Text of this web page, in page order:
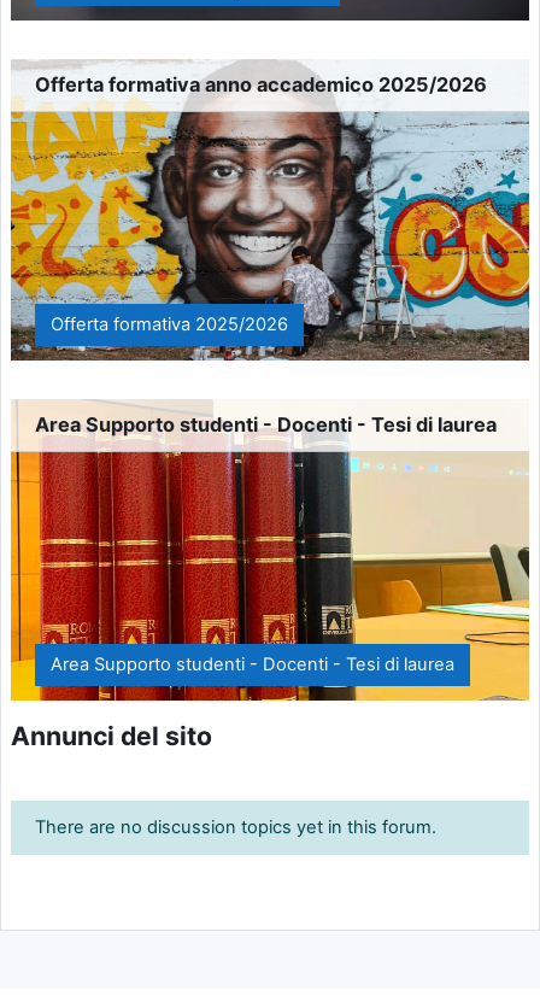
Offerta formativa anno accademico 2025/2026
Offerta formativa 2025/2026
Area Supporto studenti - Docenti - Tesi di laurea
Area Supporto studenti - Docenti - Tesi di laurea
Annunci del sito
There are no discussion topics yet in this forum.